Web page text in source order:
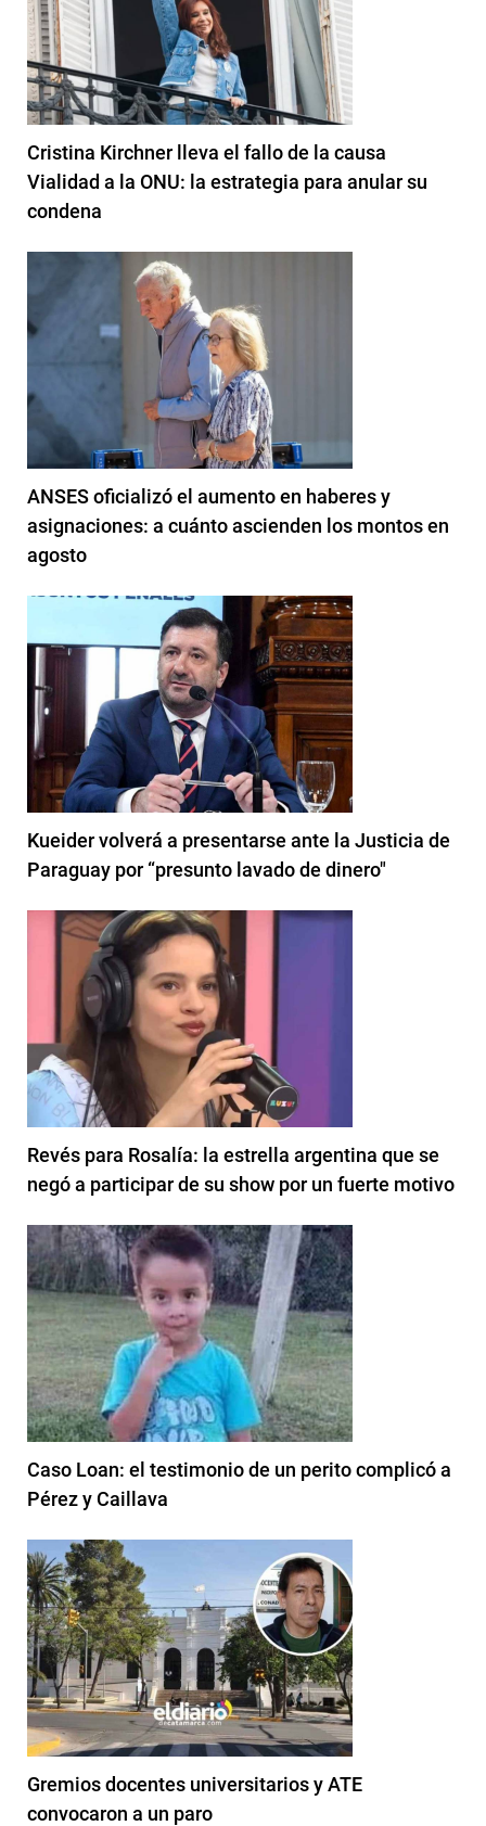
Cristina Kirchner lleva el fallo de la causa
Vialidad a la ONU: la estrategia para anular su
condena
ANSES oficializó el aumento en haberes y
asignaciones: a cuánto ascienden los montos en
agosto
Kueider volverá a presentarse ante la Justicia de
Paraguay por “presunto lavado de dinero"
Revés para Rosalía: la estrella argentina que se
negó a participar de su show por un fuerte motivo
Caso Loan: el testimonio de un perito complicó a
Pérez y Caillava
Gremios docentes universitarios y ATE
convocaron a un paro